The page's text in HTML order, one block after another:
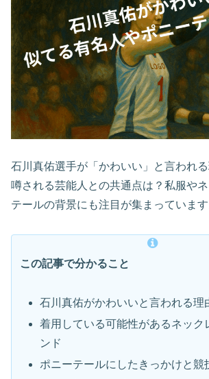
石川真佑選手が「かわいい」と言われ
噂される芸能人との共通点は？私服や
テールの背景にも注目が集まっています
この記事で分かること
石川真佑がかわいいと言われる理
着用している可能性があるネック
ンド
ポニーテールにしたきっかけと競